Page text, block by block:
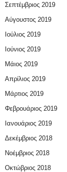
Σεπτέμβριος 2019
Αύγουστος 2019
Ιούλιος 2019
Ιούνιος 2019
Μάιος 2019
Απρίλιος 2019
Μάρτιος 2019
Φεβρουάριος 2019
Ιανουάριος 2019
Δεκέμβριος 2018
Νοέμβριος 2018
Οκτώβριος 2018